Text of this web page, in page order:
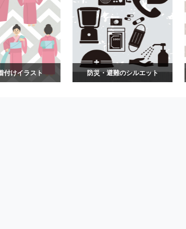
付けイラスト 防災・避難のシルエット